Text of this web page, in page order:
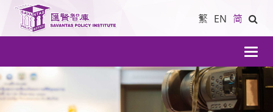
繁 EN 简
導
航